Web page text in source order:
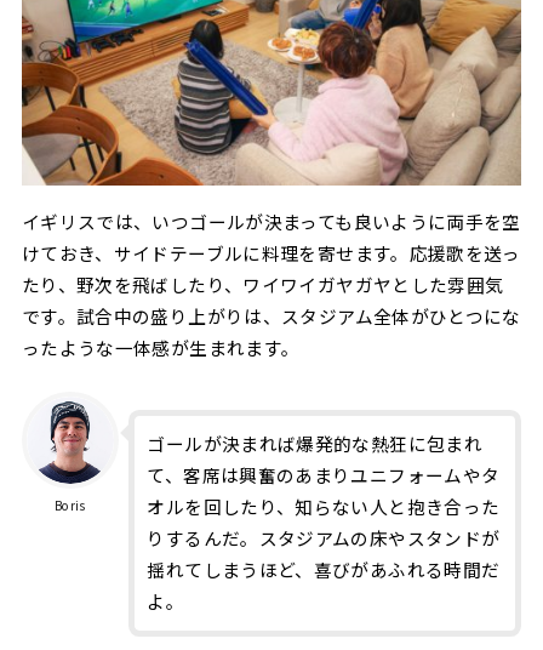
イギリスでは、いつゴールが決まっても良いように両手を空
けておき、サイドテーブルに料理を寄せます。応援歌を送っ
たり、野次を飛ばしたり、ワイワイガヤガヤとした雰囲気
です。試合中の盛り上がりは、スタジアム全体がひとつにな
ったような一体感が生まれます。
Boris
ゴールが決まれば爆発的な熱狂に包まれ
て、客席は興奮のあまりユニフォームやタ
オルを回したり、知らない人と抱き合った
りするんだ。スタジアムの床やスタンドが
揺れてしまうほど、喜びがあふれる時間だ
よ。